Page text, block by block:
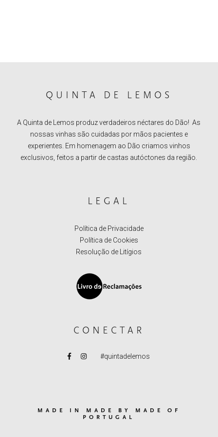
QUINTA DE LEMOS
A Quinta de Lemos produz verdadeiros néctares do Dão! As
nossas vinhas são cuidadas por mãos pacientes e
experientes. Em homenagem ao Dão criamos vinhos
exclusivos, feitos a partir de castas autóctones da região.
LEGAL
Política de Privacidade
Política de Cookies
Resolução de Litígios
CONECTAR
#quintadelemos
MADE IN MADE BY MADE OF
PORTUGAL